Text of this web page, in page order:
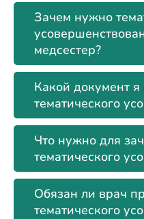
Зачем нужно
медсестер?
Какой документ я
тематического
Что нужно для
тематического
Обязан ли врач
тематического